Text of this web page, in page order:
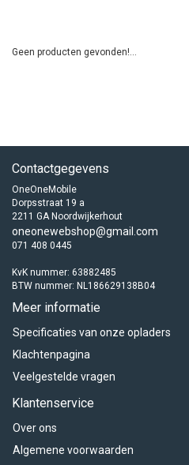
Geen producten gevonden!...
Contactgegevens
OneOneMobile
Dorpsstraat 19 a
2211 GA Noordwijkerhout
oneonewebshop@gmail.com
071 408 0445
KvK nummer: 63882485
BTW nummer: NL186629138B04
Meer informatie
Specificaties van onze opladers
Klachtenpagina
Veelgestelde vragen
Klantenservice
Over ons
Algemene voorwaarden